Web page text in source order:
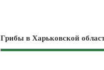
Грибы в Харьковской